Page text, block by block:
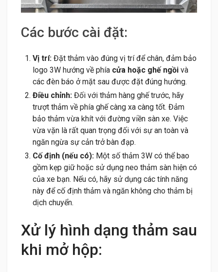
Các bước cài đặt:
Vị trí: Đặt thảm vào đúng vị trí để chân, đảm bảo
logo 3W hướng về phía cửa hoặc ghế ngồi và
các đèn báo ở mặt sau được đặt đúng hướng.
Điều chỉnh: Đối với thảm hàng ghế trước, hãy
trượt thảm về phía ghế càng xa càng tốt. Đảm
bảo thảm vừa khít với đường viền sàn xe. Việc
vừa vặn là rất quan trọng đối với sự an toàn và
ngăn ngừa sự cản trở bàn đạp.
Cố định (nếu có): Một số thảm 3W có thể bao
gồm kẹp giữ hoặc sử dụng neo thảm sàn hiện có
của xe bạn. Nếu có, hãy sử dụng các tính năng
này để cố định thảm và ngăn không cho thảm bị
dịch chuyển.
Xử lý hình dạng thảm sau
khi mở hộp: